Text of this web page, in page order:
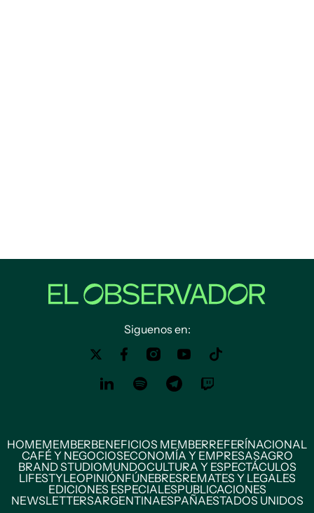
Siguenos en:
HOMEMEMBERBENEFICIOS MEMBERREFERÍNACIONAL
CAFÉ Y NEGOCIOSECONOMÍA Y EMPRESASAGRO
BRAND STUDIOMUNDOCULTURA Y ESPECTÁCULOS
LIFESTYLEOPINIÓNFÚNEBRESREMATES Y LEGALES
EDICIONES ESPECIALESPUBLICACIONES
NEWSLETTERSARGENTINAESPAÑAESTADOS UNIDOS